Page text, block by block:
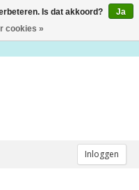
Inloggen
Is dat akkoord?
Ja
cookies »